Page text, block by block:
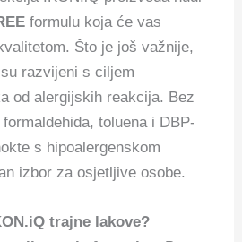
formulu koja će vas
Što je još važnije,
razvijeni s ciljem
od alergijskih reakcija. Bez
toluena i DBP-
s hipoalergenskom
izbor za osjetljive osobe.
trajne lakove?